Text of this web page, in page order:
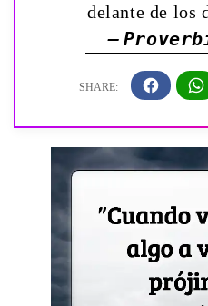
delante de los
—